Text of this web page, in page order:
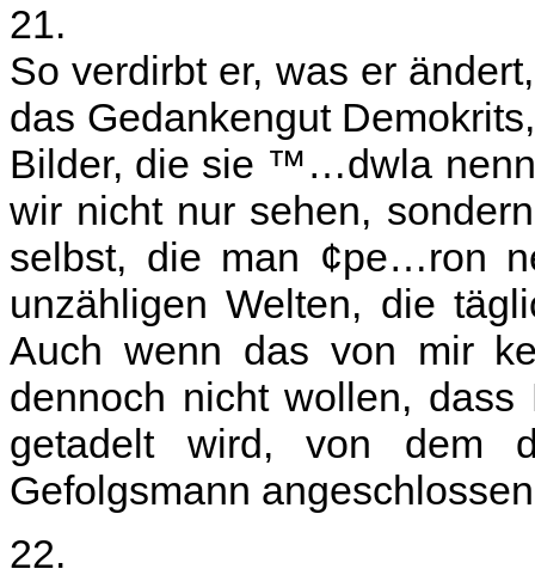
21.
So verdirbt er, was er
das Gedankengut
Bilder, die sie ™…dwla
wir nicht nur sehen,
selbst, die man ¢pe…ron
unzähligen Welten, die
Auch wenn das von mir
dennoch nicht wollen,
getadelt wird, von dem
Gefolgsmann
22.